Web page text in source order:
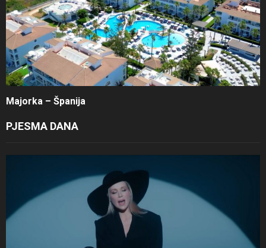
Majorka – Španija
PJESMA DANA